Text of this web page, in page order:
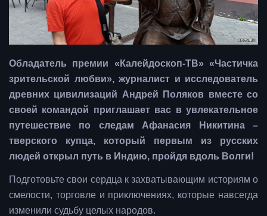
Обладатель премии «Калейдоскоп-ТВ» «Частичка
зрительской любви», журналист и исследователь
древних цивилизаций Андрей Поляков вместе со
своей командой приглашает вас в увлекательное
путешествие по следам Афанасия Никитина –
тверского купца, который первым из русских
людей открыл путь в Индию, пройдя вдоль Волги!
Подготовьте свои сердца к захватывающим историям о
смелости, торговле и приключениях, которые навсегда
изменили судьбу целых народов.